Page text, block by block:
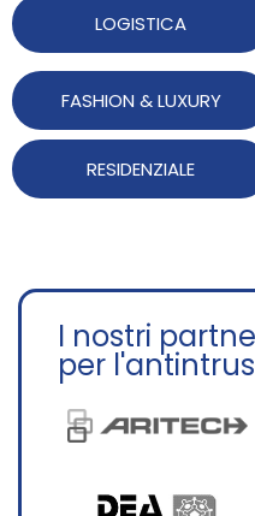
LOGISTICA
FASHION & LUXURY
RESIDENZIALE
I nostri
per